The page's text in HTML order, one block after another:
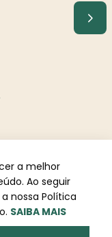
CNPJ:
03, Qd 33,
- MA, CEP 65071-
a melhor
Ao seguir
nossa Política
SAIBA MAIS